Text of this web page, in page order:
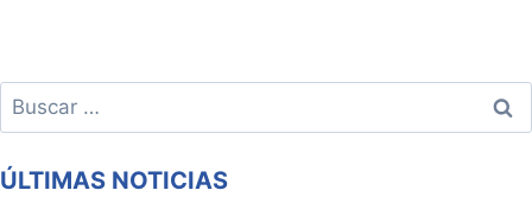
Buscar:
ÚLTIMAS NOTICIAS